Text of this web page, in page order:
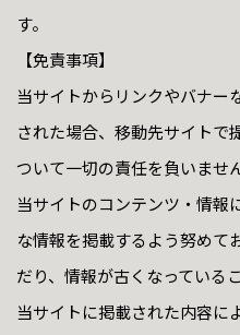
す。
【免責事項】
当サイトからリンクやバナー
された場合、移動先サイトで
ついて一切の責任を負いませ
当サイトのコンテンツ・情報
な情報を掲載するよう努めて
だり、情報が古くなっている
当サイトに掲載された内容に